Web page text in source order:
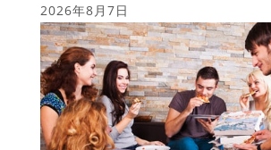
2026年8月7日